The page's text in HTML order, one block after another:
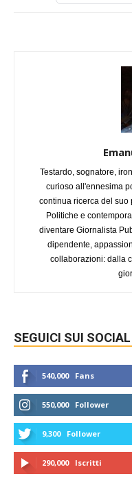
Testardo, sognatore,
curioso all'ennesima
continua ricerca del suo
Politiche e
diventare Giornalista
dipendente,
collaborazioni: dalla
SEGUICI SUI SOCIAL
540,000 Fans
550,000 Follower
9,300 Follower
290,000 Iscritti